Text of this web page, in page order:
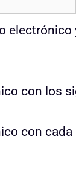
con los
con cada